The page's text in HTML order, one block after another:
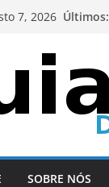
7, 2026 Últimos:
SOBRE NÓS